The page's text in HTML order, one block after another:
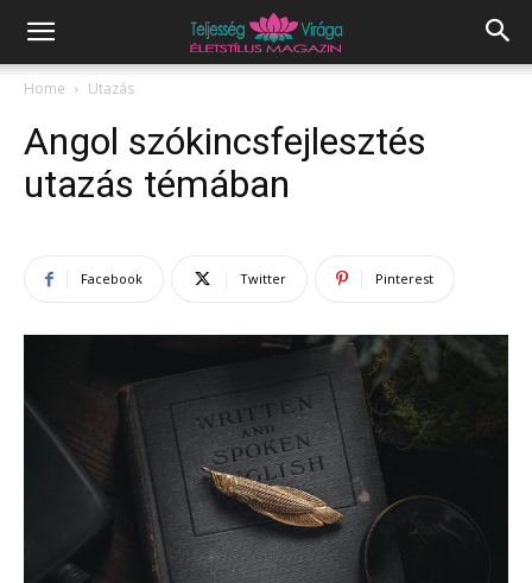
Home Utazás
Angol szókincsfejlesztés
utazás témában
Facebook Twitter Pinterest